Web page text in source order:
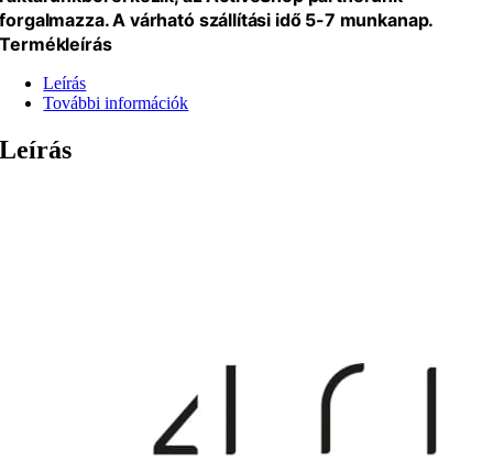
forgalmazza. A várható szállítási idő 5-7 munkanap.
Termékleírás
Leírás
További információk
Leírás